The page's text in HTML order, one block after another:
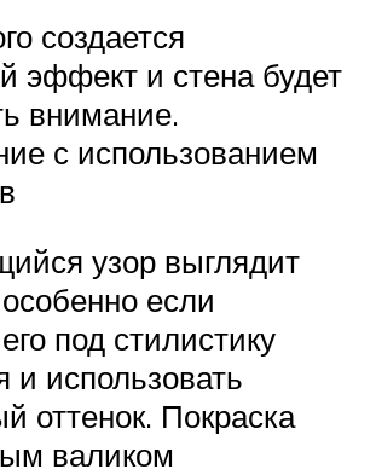
создается
эффект и стена будет
внимание.
с использованием
узор выглядит
если
под стилистику
использовать
оттенок. Покраска
валиком